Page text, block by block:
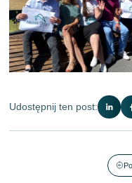
Udostępnij ten post: